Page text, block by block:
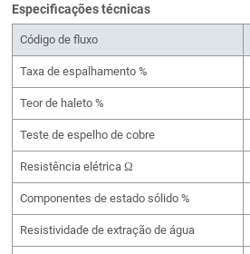
Especificações técnicas
Código de fluxo
Taxa de espalhamento %
Teor de haleto %
Teste de espelho de cobre
Resistência elétrica Ω
Componentes de estado sólido %
Resistividade de extração de água